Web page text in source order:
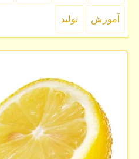
آموزش تولید